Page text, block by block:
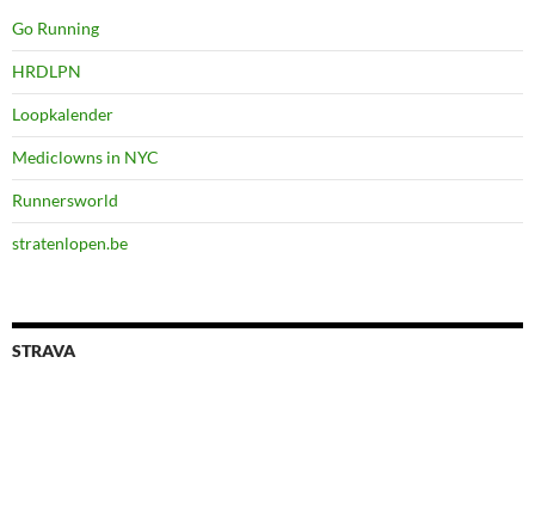
Go Running
HRDLPN
Loopkalender
Mediclowns in NYC
Runnersworld
stratenlopen.be
STRAVA